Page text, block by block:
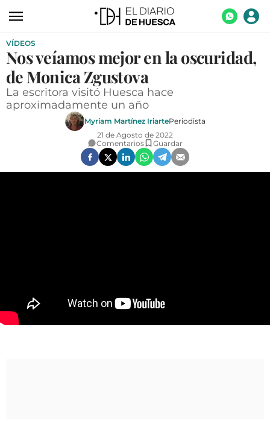
ACTUALIDAD
ECONOMÍA
TECNOLOGÍA
TURISMO
FIESTAS EN EL ALTO ARAGÓN
VÍDEOS
Nos veíamos mejor en la oscuridad,
de Monica Zgustova
La escritora visitó Huesca hace
aproximadamente un año
Myriam Martínez IriartePeriodista
21 de Agosto de 2022
Comentarios
Guardar